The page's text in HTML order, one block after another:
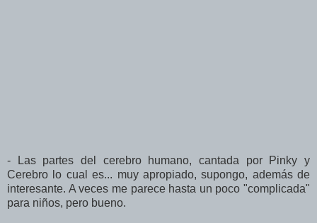
- Las partes del cerebro humano, cantada por Pinky y
Cerebro lo cual es... muy apropiado, supongo, además de
interesante. A veces me parece hasta un poco "complicada"
para niños, pero bueno.